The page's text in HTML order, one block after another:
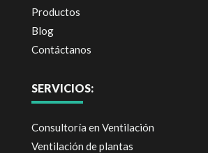
Productos
Blog
Contáctanos
SERVICIOS:
Consultoría en Ventilación
Ventilación de plantas